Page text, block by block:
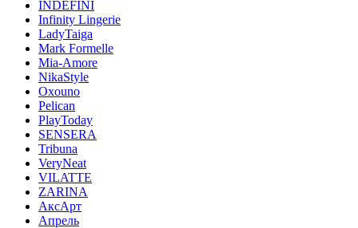
INDEFINI
Infinity Lingerie
LadyTaiga
Mark Formelle
Mia-Amore
NikaStyle
Oxouno
Pelican
PlayToday
SENSERA
Tribuna
VeryNeat
VILATTE
ZARINA
АксАрт
Апрель